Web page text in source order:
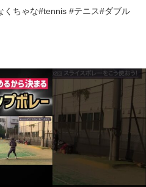
くちゃな#tennis #テニス#ダブル